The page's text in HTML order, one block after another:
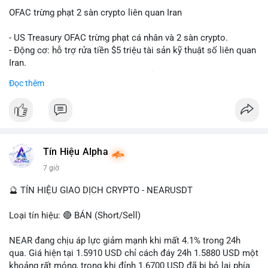
OFAC trừng phạt 2 sàn crypto liên quan Iran
- US Treasury OFAC trừng phạt cá nhân và 2 sàn crypto.
- Động cơ: hỗ trợ rửa tiền $5 triệu tài sản kỹ thuật số liên quan
Iran.
- Tác động: rủi ro cho thị trường crypto, tăng áp lực pháp lý.
#binancesquare
#vlikevn #titanbot
📰 Nguồn: Cointelegraph
Đọc thêm
Tín Hiệu Alpha
7 giờ
🔮 TÍN HIỆU GIAO DỊCH CRYPTO - NEARUSDT
Loại tín hiệu: 🔴 BÁN (Short/Sell)
NEAR đang chịu áp lực giảm mạnh khi mất 4.1% trong 24h
qua. Giá hiện tại 1.5910 USD chỉ cách đáy 24h 1.5880 USD một
khoảng rất mỏng, trong khi đỉnh 1.6700 USD đã bị bỏ lại phía